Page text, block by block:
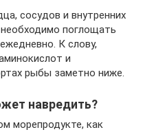
сосудов и внутренних
поглощать
К слову,
и
рыбы заметно ниже.
навредить?
морепродукте, как